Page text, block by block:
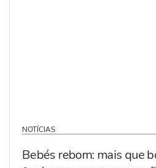
NOTÍCIAS
Bebés reborn: mais que